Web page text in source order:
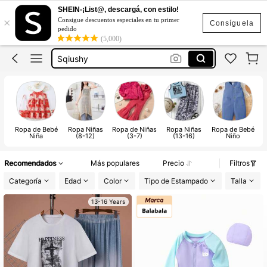
Consíguela
×
SHEIN-¡List@, descargá, con estilo!
Consigue descuentos especiales en tu primer
pedido
(5,000)
Jeans Mujer
Vestidos Elegantes Para Fiesta
Sqiushy
Botas Para Mujer
Jeans Mujer
Ropa de Bebé
Niña
Ropa Niñas
(8-12)
Ropa de Niñas
(3-7)
Ropa Niñas
(13-16)
Ropa de Bebé
Niño
Recomendados Más populares Precio
Filtros
Categoría
Edad Color Tipo de Estampado Talla
13-16 Years